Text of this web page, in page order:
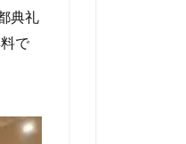
典礼
で